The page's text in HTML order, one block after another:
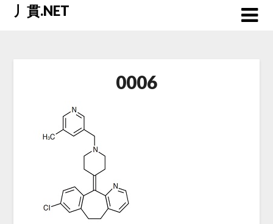
Skip丿貫.NET
0006